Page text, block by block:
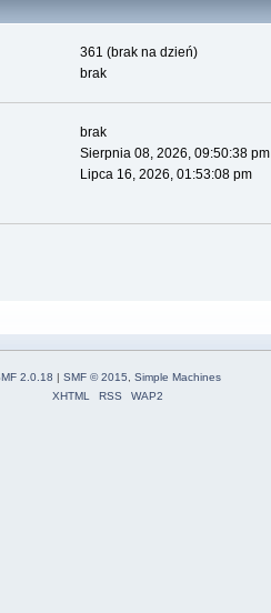
361 (brak na dzień)
brak
brak
Sierpnia 08, 2026, 09:50:38 pm
Lipca 16, 2026, 01:53:08 pm
2.0.18 | SMF © 2015
Simple Machines
XHTML
RSS WAP2